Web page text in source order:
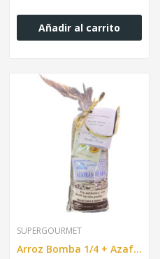
Añadir al carrito
SUPERGOURMET
Arroz Bomba 1/4 + Azafrán + Receta de Paella...